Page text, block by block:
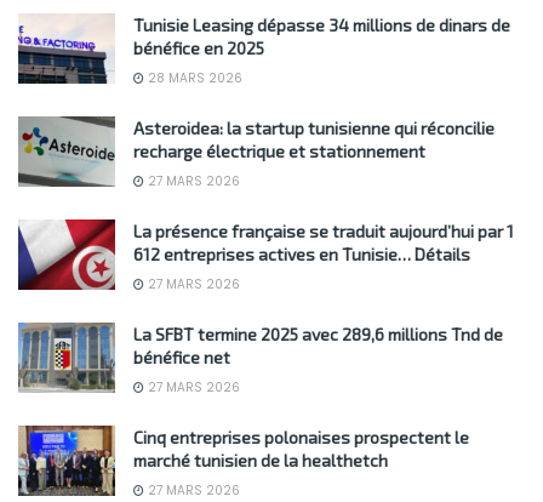
Tunisie Leasing dépasse 34 millions de dinars de
bénéfice en 2025
28 MARS 2026
Asteroidea: la startup tunisienne qui réconcilie
recharge électrique et stationnement
27 MARS 2026
La présence française se traduit aujourd’hui par 1
612 entreprises actives en Tunisie… Détails
27 MARS 2026
La SFBT termine 2025 avec 289,6 millions Tnd de
bénéfice net
27 MARS 2026
Cinq entreprises polonaises prospectent le
marché tunisien de la healthetch
27 MARS 2026